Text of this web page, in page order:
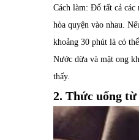
Cách làm: Đổ tất cả
hòa quyện vào nhau.
khoảng 30 phút là có
Nước dừa và mật ong
thấy.
2. Thức uống